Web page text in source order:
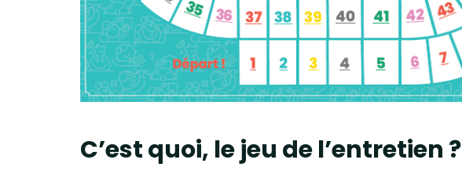
C’est quoi, le jeu de l’entretien ?